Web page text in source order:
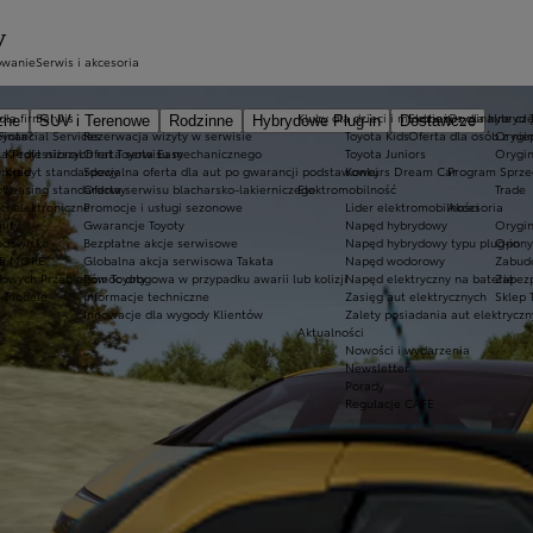
SUV i Terenowe Rodzinne Hybrydowe Plug-in
Dostawcze
MORE"
Professional
Ekobonus dla hybryd
Oferta dla osób z
Przebiegów Toyoty
Modele
Kluby dla dzieci i młodzieży
Toyota Kids
Toyota Juniors
Konkurs Dream Car
Elektromobilność
Lider elektromobilności
Napęd hybrydowy
Napęd hybrydowy typu plug-in
Napęd wodorowy
Napęd elektryczny na baterię
Zasięg aut elektrycznych
Zalety posiadania aut
Aktualności
Nowości i wydarzenia
Newsletter
Porady
Regulacje CAFE
firm
Services
Kredyt niższych rat Toyota Easy
Kredyt standardowy
Leasing standardowy
elektroniczne
Serwis i akcesoria
Serwis
Rezerwacja wizyty w serwisie
Oferta serwisu mechanicznego
Specjalna oferta dla aut po gwarancji podstawowej
Oferta serwisu blacharsko-lakierniczego
Promocje i usługi sezonowe
Gwarancje Toyoty
Bezpłatne akcje serwisowe
Globalna akcja serwisowa Takata
Pomoc drogowa w przypadku awarii lub kolizji
Informacje techniczne
Innowacje dla wygody Klientów
Oryginalne
Program
Trade
Akcesoria
Sklep